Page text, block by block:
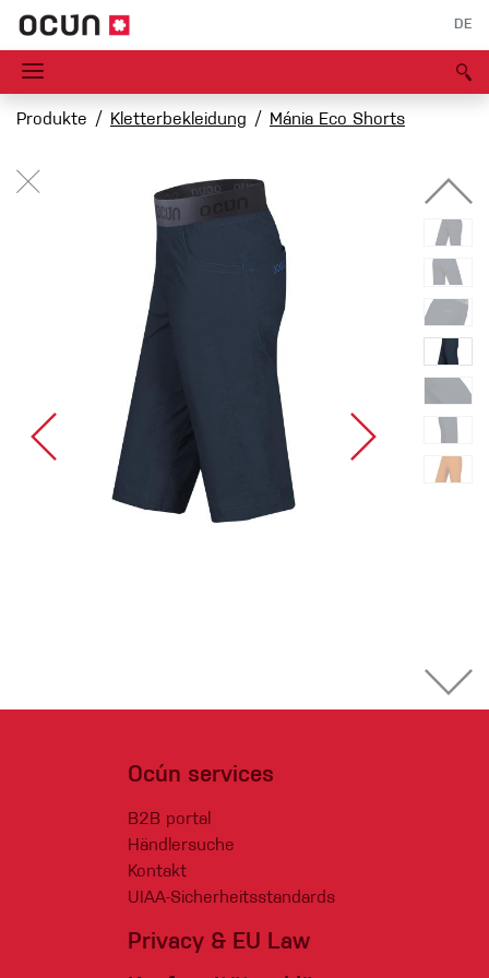
DE
Produkte Kletterbekleidung Mánia Eco Shorts
Ocún services
B2B portal
Händlersuche
Kontakt
UIAA-Sicherheitsstandards
Privacy & EU Law